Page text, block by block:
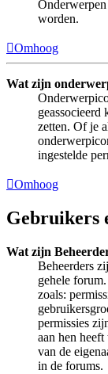
worden.
Omhoog
Wat zijn
zetten. Of je
ingestelde
Omhoog
Gebruikers
Wat zijn
Beheerders
gehele
zoals:
permissies
aan hen
van de
in de forums.